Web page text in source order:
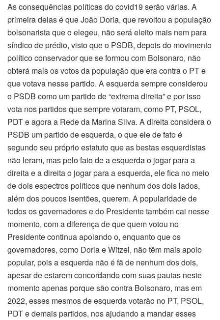
As consequências políticas do covid19 serão várias. A
primeira delas é que João Doria, que revoltou a população
bolsonarista que o elegeu, não será eleito mais nem para
síndico de prédio, visto que o PSDB, depois do movimento
político conservador que se formou com Bolsonaro, não
obterá mais os votos da população que era contra o PT e
que votava nesse partido. A esquerda sempre considerou
o PSDB como um partido de “extrema direita” e por isso
vota nos partidos que sempre votaram, como PT, PSOL,
PDT e agora a Rede da Marina Silva. A direita considera o
PSDB um partido de esquerda, o que ele de fato é
segundo seu próprio estatuto que as bestas esquerdistas
não leram, mas pelo fato de a esquerda o jogar para a
direita e a direita o jogar para a esquerda, ele fica no meio
de dois espectros políticos que nenhum dos dois lados,
além dos poucos isentões, querem. A popularidade de
todos os governadores e do Presidente também cai nesse
momento, com a diferença de que quem votou no
Presidente continua apoiando o, enquanto que os
governadores, como Doria e Witzel, não têm mais apoio
popular, pois a esquerda não é fã de nenhum dos dois,
apesar de estarem concordando com suas pautas neste
momento apenas porque são contra Bolsonaro, mas em
2022, esses mesmos de esquerda votarão no PT, PSOL,
PDT e demais partidos, nos ajudando a mandar esses